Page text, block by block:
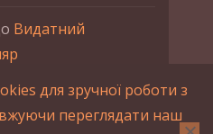
Видатний
Петро Франко
для зручної роботи з
переглядати наш